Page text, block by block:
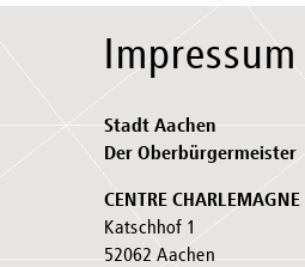
Impressum
Stadt Aachen
Der Oberbürgermeister
CENTRE CHARLEMAGNE
Katschhof 1
52062 Aachen